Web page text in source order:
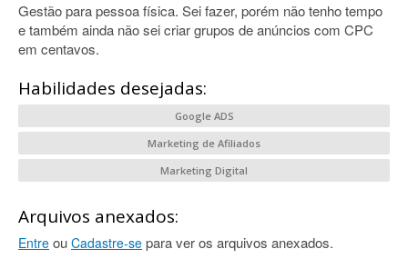
Gestão para pessoa física. Sei fazer, porém não tenho tempo
e também ainda não sei criar grupos de anúncios com CPC
em centavos.
Habilidades desejadas:
Google ADS
Marketing de Afiliados
Marketing Digital
Arquivos anexados:
Entre ou Cadastre-se para ver os arquivos anexados.